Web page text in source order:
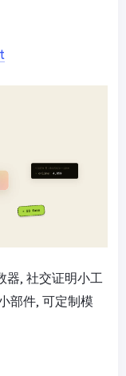
器, 社交证明小工
部件, 可定制模